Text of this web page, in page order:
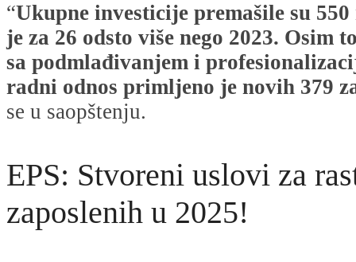
“Ukupne investicije premašile su
je za 26 odsto više nego 2023. Osim
sa podmlađivanjem i
radni odnos primljeno je novih 379
se u saopštenju.
EPS: Stvoreni uslovi za
zaposlenih u 2025!